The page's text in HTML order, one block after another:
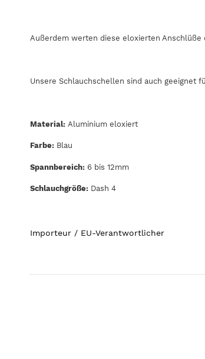
Außerdem werten diese eloxierten Anschlüße
Unsere Schlauchschellen sind auch geeignet
Material: Aluminium eloxiert
Farbe: Blau
Spannbereich: 6 bis 12mm
Schlauchgröße: Dash 4
Importeur / EU-Verantwortlicher